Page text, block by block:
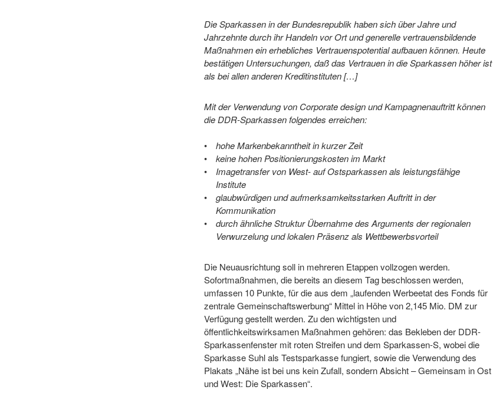
Die Sparkassen in der Bundesrepublik haben sich über Jahre und
Jahrzehnte durch ihr Handeln vor Ort und generelle vertrauensbildende
Maßnahmen ein erhebliches Vertrauenspotential aufbauen können. Heute
bestätigen Untersuchungen, daß das Vertrauen in die Sparkassen höher ist
als bei allen anderen Kreditinstituten[…]
Mit der Verwendung von Corporate design und Kampagnenauftritt können
die DDR-Sparkassen folgendes erreichen:
hohe Markenbekanntheit in kurzer Zeit
keine hohen Positionierungskosten im Markt
Imagetransfer von West- auf Ostsparkassen als leistungsfähige
Institute
glaubwürdigen und aufmerksamkeitsstarken Auftritt in der
Kommunikation
durch ähnliche Struktur Übernahme des Arguments der regionalen
Verwurzelung und lokalen Präsenz als Wettbewerbsvorteil
Die Neuausrichtung soll in mehreren Etappen vollzogen werden.
Sofortmaßnahmen, die bereits an diesem Tag beschlossen werden,
umfassen 10 Punkte, für die aus dem „laufenden Werbeetat des Fonds für
zentrale Gemeinschaftswerbung“ Mittel in Höhe von 2,145 Mio. DM zur
Verfügung gestellt werden. Zu den wichtigsten und
öffentlichkeitswirksamen Maßnahmen gehören: das Bekleben der DDR-
Sparkassenfenster mit roten Streifen und dem Sparkassen-S, wobei die
Sparkasse Suhl als Testsparkasse fungiert, sowie die Verwendung des
Plakats „Nähe ist bei uns kein Zufall, sondern Absicht – Gemeinsam in Ost
und West: Die Sparkassen“.